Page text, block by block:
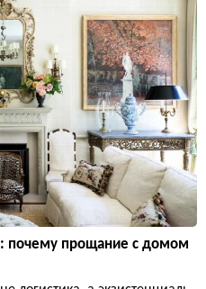
почему прощание с домом